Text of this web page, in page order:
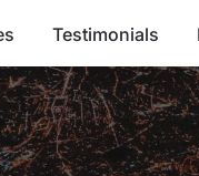
Testimonials